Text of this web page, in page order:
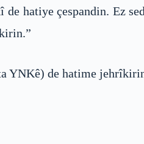
hatiye çespandin. Ez
YNKê) de hatime